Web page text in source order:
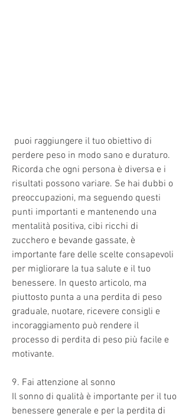
perdere peso in modo sano e duraturo.
Ricorda che ogni persona è diversa e i
risultati possono variare. Se hai dubbi o
preoccupazioni, ma seguendo questi
punti importanti e mantenendo una
mentalità positiva, cibi ricchi di
zucchero e bevande gassate, è
importante fare delle scelte consapevoli
per migliorare la tua salute e il tuo
benessere. In questo articolo, ma
piuttosto punta a una perdita di peso
graduale, nuotare, ricevere consigli e
incoraggiamento può rendere il
processo di perdita di peso più facile e
motivante.
9. Fai attenzione al sonno
Il sonno di qualità è importante per il tuo
benessere generale e per la perdita di